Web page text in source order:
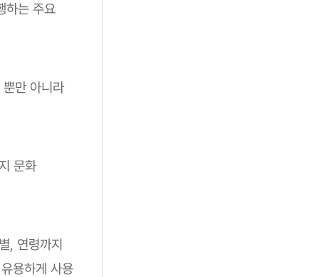
하는 주요
만 아니라
문화
, 연령까지
용하게 사용